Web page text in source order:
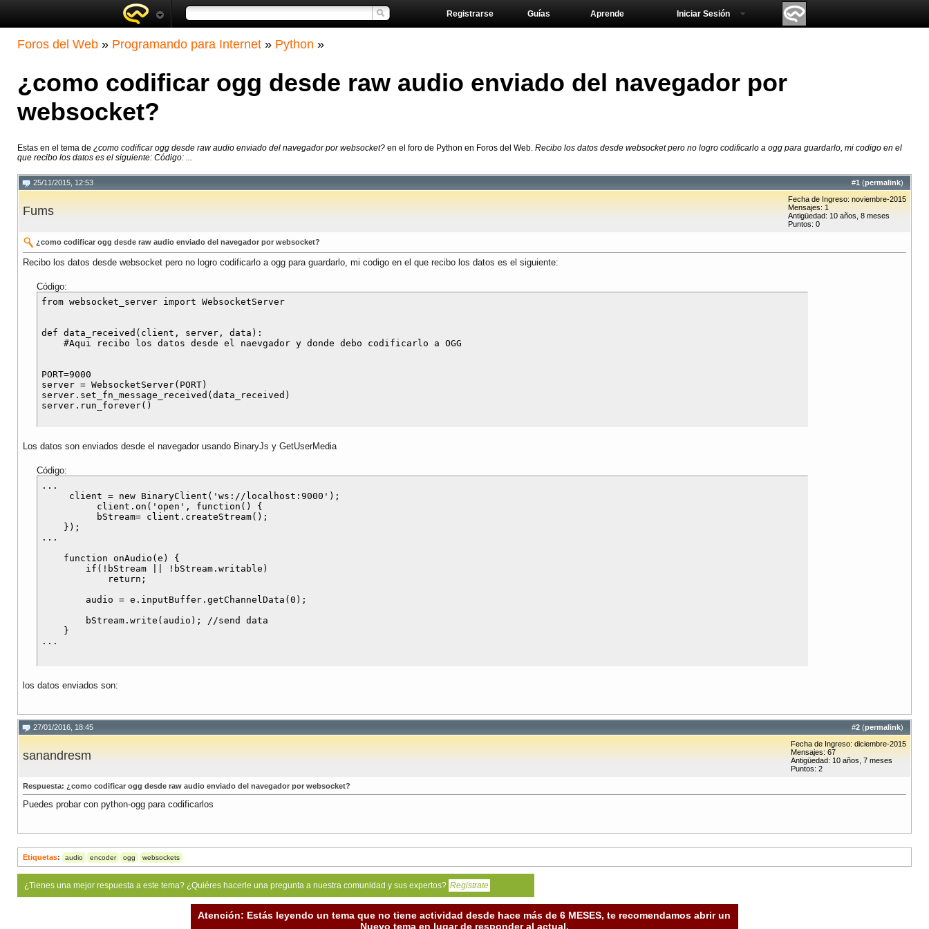
Aprende
Guías
Registrarse Iniciar Sesión
Foros del Web » Programando para Internet » Python »
¿como codificar ogg desde raw audio enviado del navegador por
websocket?
Estas en el tema de ¿como codificar ogg desde raw audio enviado del navegador por websocket? en el foro de Python en Foros del Web. Recibo los datos desde websocket pero no logro codificarlo a ogg para guardarlo, mi codigo en el
que recibo los datos es el siguiente: Código: ...
#1 (permalink)
25/11/2015, 12:53
Fums
Fecha de Ingreso: noviembre-2015
Mensajes: 1
Antigüedad: 10 años, 8 meses
Puntos: 0
¿como codificar ogg desde raw audio enviado del navegador por websocket?
Recibo los datos desde websocket pero no logro codificarlo a ogg para guardarlo, mi codigo en el que recibo los datos es el siguiente:
Código:
from websocket_server import WebsocketServer
def data_received(client, server, data):
    #Aqui recibo los datos desde el naevgador y donde debo codificarlo a OGG
PORT=9000
server = WebsocketServer(PORT)
server.set_fn_message_received(data_received)
Los datos son enviados desde el navegador usando BinaryJs y GetUserMedia
Código:
...
     client = new BinaryClient('ws://localhost:9000');
          client.on('open', function() {
          bStream= client.createStream();
    });
...
    function onAudio(e) {
        if(!bStream || !bStream.writable)
            return;
        audio = e.inputBuffer.getChannelData(0);
        bStream.write(audio); //send data
    }
los datos enviados son:
#2 (permalink)
27/01/2016, 18:45
sanandresm
Fecha de Ingreso: diciembre-2015
Mensajes: 67
Antigüedad: 10 años, 7 meses
Puntos: 2
Respuesta: ¿como codificar ogg desde raw audio enviado del navegador por websocket?
Puedes probar con python-ogg para codificarlos
Etiquetas: audio encoder ogg websockets
¿Tienes una mejor respuesta a este tema? ¿Quiéres hacerle una pregunta a nuestra comunidad y sus expertos? Registrate
Atención: Estás leyendo un tema que no tiene actividad desde hace más de 6 MESES, te recomendamos abrir un
Nuevo tema en lugar de responder al actual.